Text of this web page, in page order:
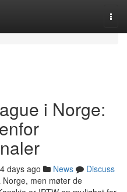
i Norge:
days ago News
Discuss
men møter de